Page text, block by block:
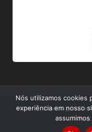
Home Reportagens
Nós utilizamos cookies
experiência em nosso